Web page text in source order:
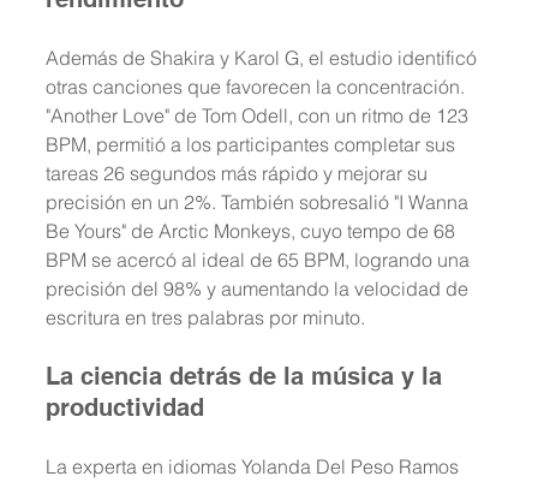
Además de Shakira y Karol G, el estudio identificó
otras canciones que favorecen la concentración.
"Another Love" de Tom Odell, con un ritmo de 123
BPM, permitió a los participantes completar sus
tareas 26 segundos más rápido y mejorar su
precisión en un 2%. También sobresalió "I Wanna
Be Yours" de Arctic Monkeys, cuyo tempo de 68
BPM se acercó al ideal de 65 BPM, logrando una
precisión del 98% y aumentando la velocidad de
escritura en tres palabras por minuto.
La ciencia detrás de la música y la
productividad
La experta en idiomas Yolanda Del Peso Ramos